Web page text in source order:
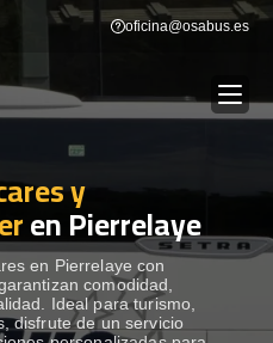
oficina@osabus.es
Show dropdown
Show dropdown
y
en Pierrelaye
en Pierrelaye con
comodidad,
Ideal para turismo,
disfrute de un servicio